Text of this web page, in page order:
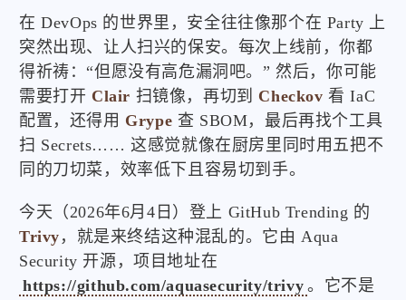
在 DevOps 的世界里，安全往往像那个在 Party 上
突然出现、让人扫兴的保安。每次上线前，你都
得祈祷：“但愿没有高危漏洞吧。” 然后，你可能
需要打开 Clair 扫镜像，再切到 Checkov 看 IaC
配置，还得用 Grype 查 SBOM，最后再找个工具
扫 Secrets…… 这感觉就像在厨房里同时用五把不
同的刀切菜，效率低下且容易切到手。
今天（2026年6月4日）登上 GitHub Trending 的
Trivy ，就是来终结这种混乱的。它由 Aqua
Security 开源，项目地址在
https://github.com/aquasecurity/trivy 。它不是